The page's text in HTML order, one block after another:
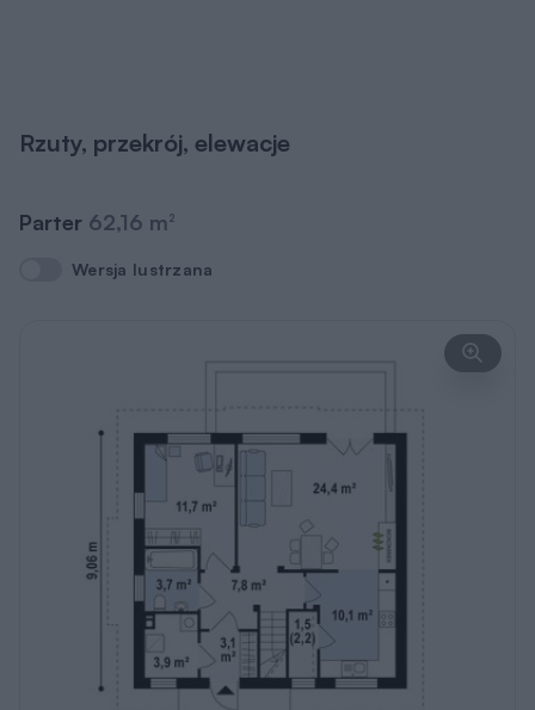
Rzuty, przekrój, elewacje
Parter 62,16 m2
Wersja lustrzana
Wersja lustrzana